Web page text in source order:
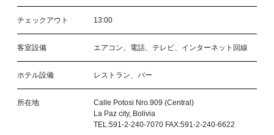
チェックアウト 13:00
客室設備 エアコン、電話、テレビ、インターネット回線
ホテル設備 レストラン、バー
所在地
Calle Potosi Nro.909 (Central)
La Paz city, Bolivia
TEL:591-2-240-7070 FAX:591-2-240-6622